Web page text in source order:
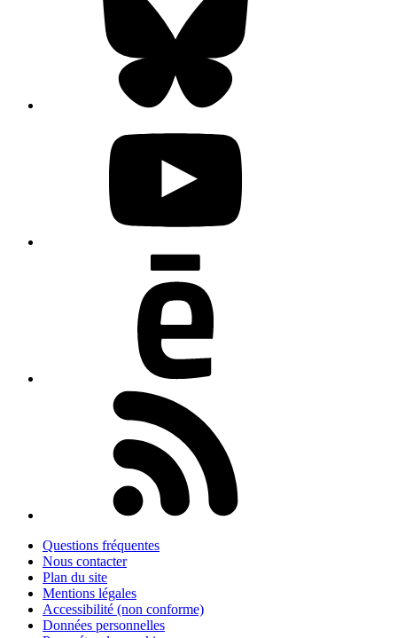
Questions fréquentes
Nous contacter
Plan du site
Mentions légales
Accessibilité (non conforme)
Données personnelles